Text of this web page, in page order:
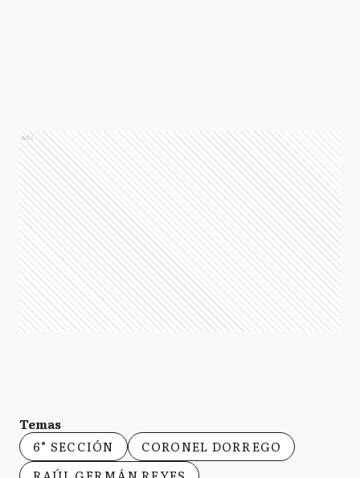
Ads
Temas
6° SECCIÓN
CORONEL DORREGO